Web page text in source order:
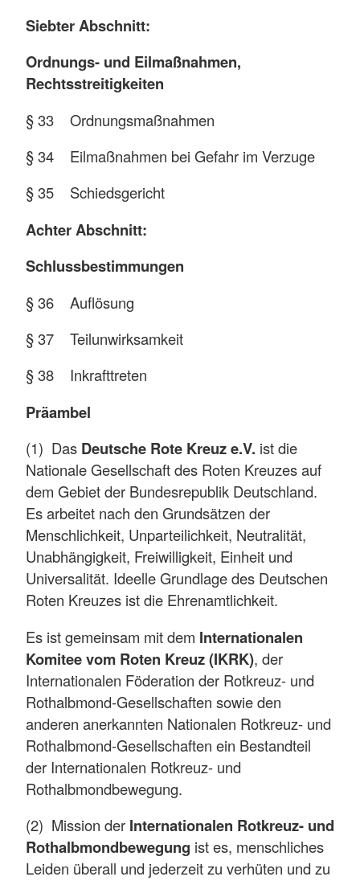
Siebter Abschnitt:
Ordnungs- und Eilmaßnahmen,
Rechtsstreitigkeiten
§ 33 Ordnungsmaßnahmen
§ 34 Eilmaßnahmen bei Gefahr im Verzuge
§ 35 Schiedsgericht
Achter Abschnitt:
Schlussbestimmungen
§ 36 Auflösung
§ 37 Teilunwirksamkeit
§ 38 Inkrafttreten
Präambel
(1) Das Deutsche Rote Kreuz e.V. ist die
Nationale Gesellschaft des Roten Kreuzes auf
dem Gebiet der Bundesrepublik Deutschland.
Es arbeitet nach den Grundsätzen der
Menschlichkeit, Unparteilichkeit, Neutralität,
Unabhängigkeit, Freiwilligkeit, Einheit und
Universalität. Ideelle Grundlage des Deutschen
Roten Kreuzes ist die Ehrenamtlichkeit.
Es ist gemeinsam mit dem Internationalen
Komitee vom Roten Kreuz (IKRK), der
Internationalen Föderation der Rotkreuz- und
Rothalbmond-Gesellschaften sowie den
anderen anerkannten Nationalen Rotkreuz- und
Rothalbmond-Gesellschaften ein Bestandteil
der Internationalen Rotkreuz- und
Rothalbmondbewegung.
(2) Mission der Internationalen Rotkreuz- und
Rothalbmondbewegung ist es, menschliches
Leiden überall und jederzeit zu verhüten und zu